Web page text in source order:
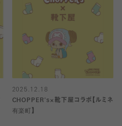
2025.12.18
CHOPPER's×靴下屋コラボ【ルミネ
有楽町】